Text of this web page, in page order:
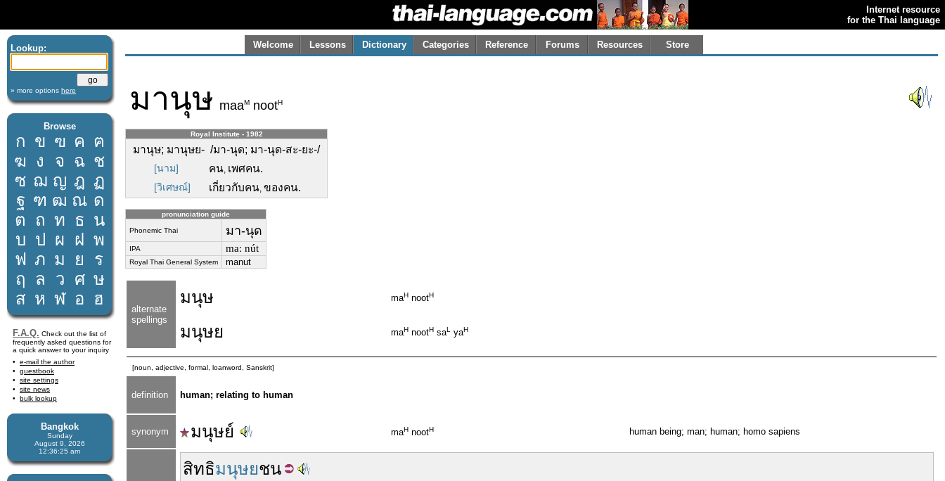
Internet resource
for the Thai language
Lookup:
» more options here
Browse
ก ข ฃ ค ฅ
ฆ ง จ ฉ ช
ซ ฌ ญ ฎ ฏ
ฐ ฑ ฒ ณ ด
ต ถ ท ธ น
บ ป ผ ฝ พ
ฟ ภ ม ย
ร
ฤ
ล ว ศ ษ
ส ห ฬ อ ฮ
F.A.Q. Check out the list of
frequently asked questions for
a quick answer to your inquiry
e-mail the author
guestbook
site settings
site news
bulk lookup
Bangkok
Sunday
August 9, 2026
12:36:25 am
Welcome Lessons Dictionary Categories Reference Forums Resources Store
มานุษ maaM nootH
Royal Institute - 1982
มานุษ; มานุษย- /มา-นุด; มา-นุด-สะ-ยะ-/
[นาม] คน, เพศคน.
[วิเศษณ์] เกี่ยวกับคน, ของคน.
pronunciation guide
Phonemic Thai มา-นุด
IPA maː nút
Royal Thai General System manut
alternate
spellings
มนุษ maH nootH
มนุษย maH nootH saL yaH
[noun, adjective, formal, loanword, Sanskrit]
definition human; relating to human
synonym มนุษย์ maH nootH human being; man; human; homo sapiens
สิทธิมนุษยชน